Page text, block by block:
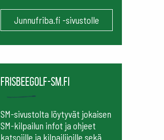
Junnufriba.fi -sivustolle
frisbeegolf-sm.fi
SM-sivustolta löytyvät jokaisen
SM-kilpailun infot ja ohjeet
katsojille ja kilpailijoille sekä